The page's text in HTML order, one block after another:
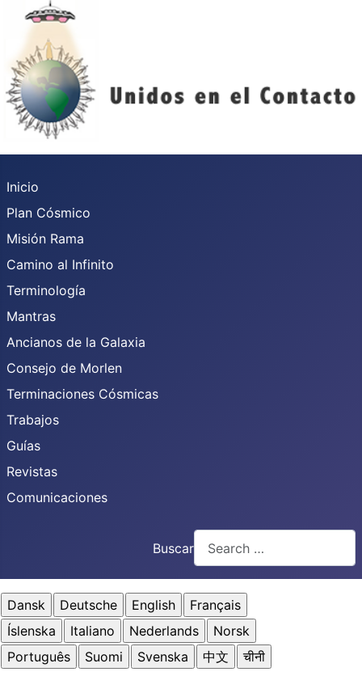
Inicio
Plan Cósmico
Misión Rama
Camino al Infinito
Terminología
Mantras
Ancianos de la Galaxia
Consejo de Morlen
Terminaciones Cósmicas
Trabajos
Guías
Revistas
Comunicaciones
Buscar